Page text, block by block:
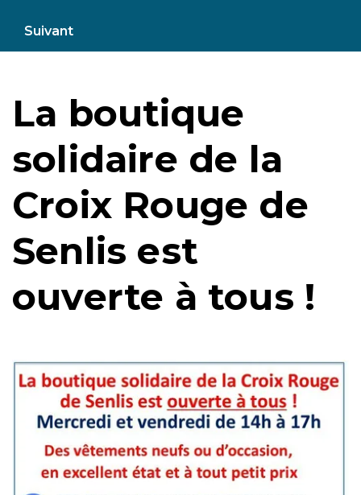
Suivant
La boutique
solidaire de la
Croix Rouge de
Senlis est
ouverte à tous !